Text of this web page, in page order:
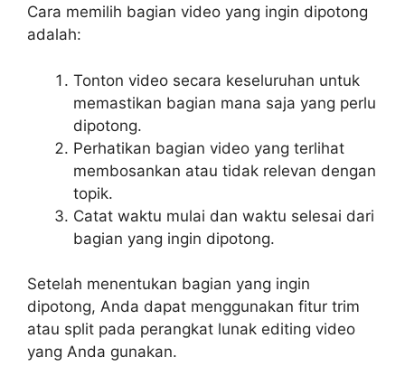
Cara memilih bagian video yang ingin dipotong
adalah:
Tonton video secara keseluruhan untuk
memastikan bagian mana saja yang perlu
dipotong.
Perhatikan bagian video yang terlihat
membosankan atau tidak relevan dengan
topik.
Catat waktu mulai dan waktu selesai dari
bagian yang ingin dipotong.
Setelah menentukan bagian yang ingin
dipotong, Anda dapat menggunakan fitur trim
atau split pada perangkat lunak editing video
yang Anda gunakan.